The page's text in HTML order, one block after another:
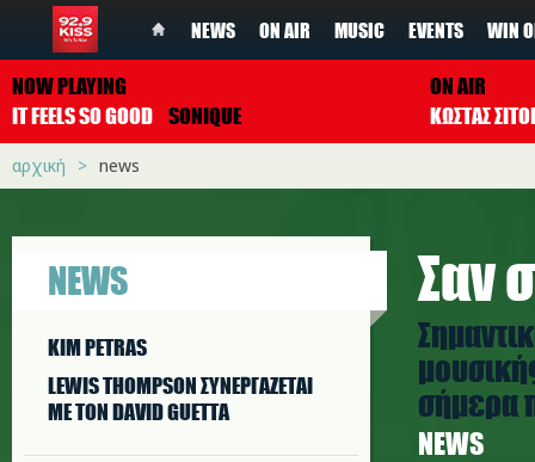
NEWS ON AIR MUSIC EVENTS WIN
NOW PLAYING
IT FEELS SO GOOD SONIQUE
ON AIR
ΚΩΣΤΑΣ
αρχική news
NEWS
KIM PETRAS
LEWIS THOMPSON ΣΥΝΕΡΓAΖΕΤΑΙ
ΜΕ ΤΟΝ DAVID GUETTA
Σαν
σήμερα
NEWS